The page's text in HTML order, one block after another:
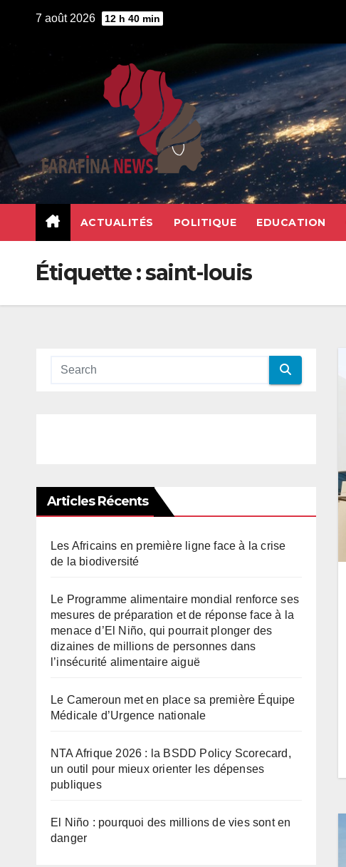
7 août 2026 12 h 40 min
ACTUALITÉS POLITIQUE EDUCATION
Étiquette :saint-louis
Articles Récents
Les Africains en première ligne face à la crise
de la biodiversité
Le Programme alimentaire mondial renforce ses
mesures de préparation et de réponse face à la
menace d’El Niño, qui pourrait plonger des
dizaines de millions de personnes dans
l’insécurité alimentaire aiguë
Le Cameroun met en place sa première Équipe
Médicale d’Urgence nationale
NTA Afrique 2026 : la BSDD Policy Scorecard,
un outil pour mieux orienter les dépenses
publiques
El Niño : pourquoi des millions de vies sont en
danger